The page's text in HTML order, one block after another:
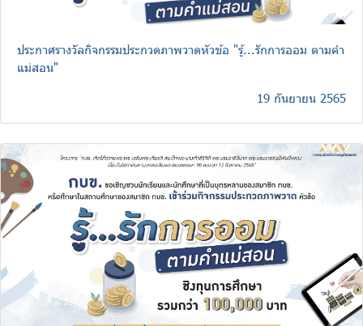
ประกาศรางวัลกิจกรรมประกวดภาพวาดหัวข้อ "รู้...รักการออม ตามคำ
แม่สอน"
19 กันยายน 2565